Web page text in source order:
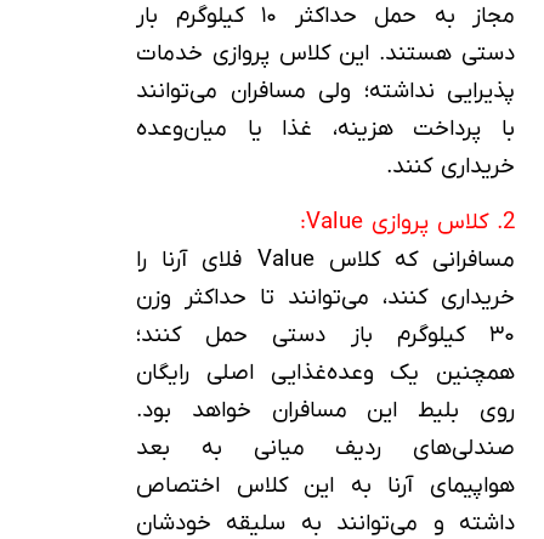
مجاز به حمل حداکثر ۱۰ کیلوگرم بار
دستی هستند. این کلاس پروازی خدمات
پذیرایی نداشته؛ ولی مسافران می‌توانند
با پرداخت هزینه، غذا یا میان‌وعده
خریداری کنند.
2. کلاس پروازی Value:
مسافرانی که کلاس Value فلای آرنا را
خریداری کنند، می‌توانند تا حداکثر وزن
۳۰ کیلوگرم باز دستی حمل کنند؛
همچنین یک وعده‌غذایی اصلی رایگان
روی بلیط این مسافران خواهد بود.
صندلی‌های ردیف میانی به بعد
هواپیمای آرنا به این کلاس اختصاص
داشته و می‌توانند به سلیقه خودشان